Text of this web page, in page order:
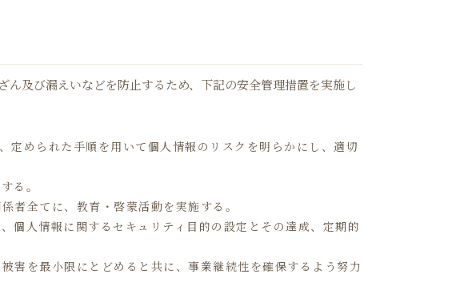
及び漏えいなどを防止するため、下記の安全管理措置を実施し
定められた手順を用いて個人情報のリスクを明らかにし、適切
る。
者全てに、教育・啓蒙活動を実施する。
個人情報に関するセキュリティ目的の設定とその達成、定期的
害を最小限にとどめると共に、事業継続性を確保するよう努力